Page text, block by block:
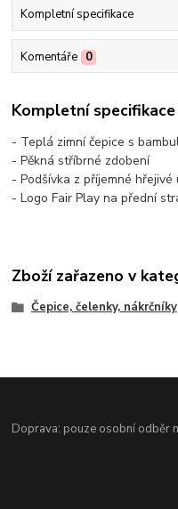
Kompletní specifikace
Komentáře 0
Kompletní specifikace
- Teplá zimní čepice s
- Pěkná stříbrné zdobení
- Podšívka z příjemné hřejivé
- Logo Fair Play na přední
Zboží zařazeno v
Čepice, čelenky, nákrčníky
Doprava: pouze osobní odběr